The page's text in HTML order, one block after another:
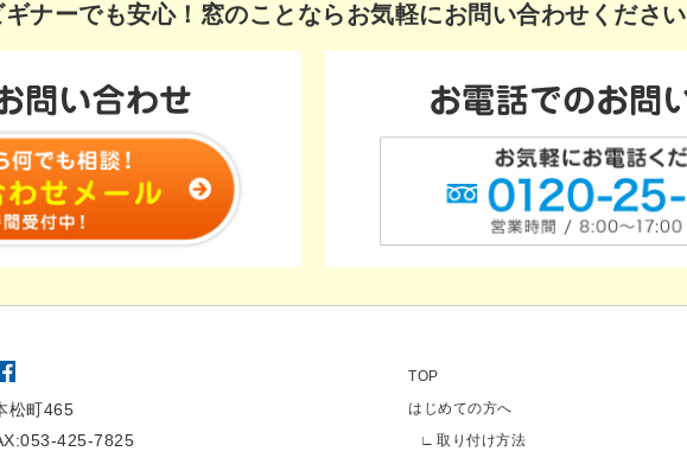
ナーでも安心！ 窓のことならお気軽にお問い合わせください
松町465
425-7825
TOP
はじめての方へ
取り付け方法